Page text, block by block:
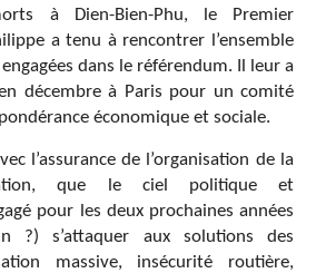
à Dien-Bien-Phu, le Premier
a tenu à rencontrer l’ensemble
dans le référendum. Il leur a
décembre à Paris pour un comité
économique et sociale.
l’assurance de l’organisation de la
que le ciel politique et
pour les deux prochaines années
?) s’attaquer aux solutions des
massive, insécurité routière,